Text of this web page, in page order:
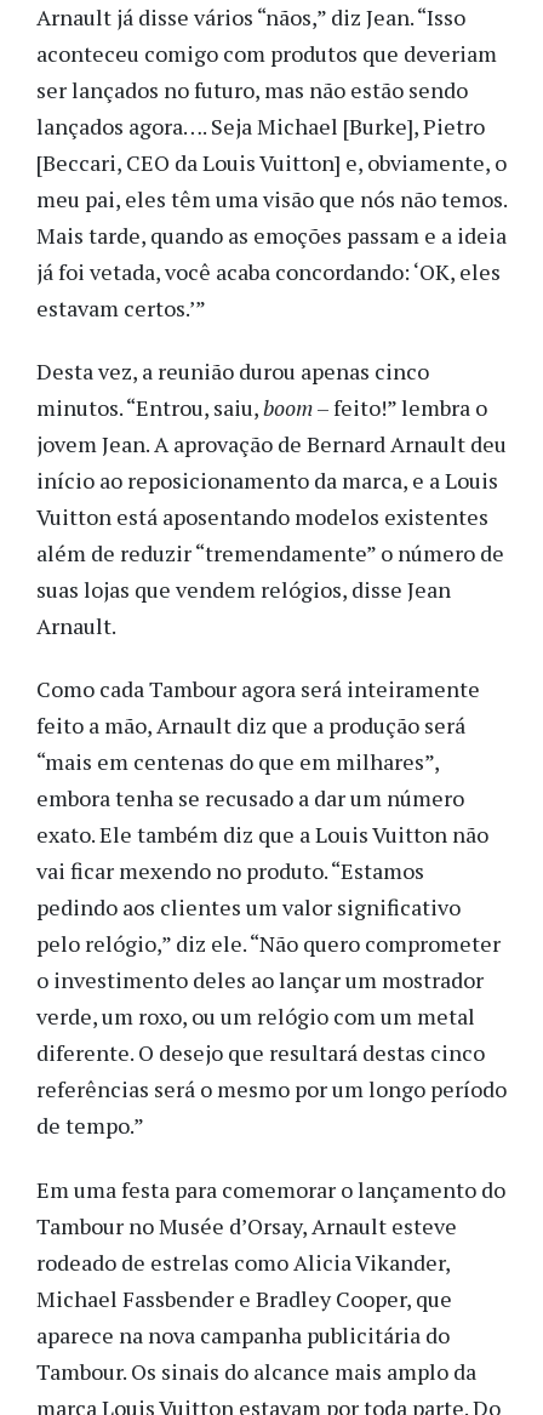
Arnault já disse vários “nãos,” diz Jean. “Isso
aconteceu comigo com produtos que deveriam
ser lançados no futuro, mas não estão sendo
lançados agora…. Seja Michael [Burke], Pietro
[Beccari, CEO da Louis Vuitton] e, obviamente, o
meu pai, eles têm uma visão que nós não temos.
Mais tarde, quando as emoções passam e a ideia
já foi vetada, você acaba concordando: ‘OK, eles
estavam certos.’”
Desta vez, a reunião durou apenas cinco
minutos. “Entrou, saiu,boom– feito!” lembra o
jovem Jean. A aprovação de Bernard Arnault deu
início ao reposicionamento da marca, e a Louis
Vuitton está aposentando modelos existentes
além de reduzir “tremendamente” o número de
suas lojas que vendem relógios, disse Jean
Arnault.
Como cada Tambour agora será inteiramente
feito a mão, Arnault diz que a produção será
“mais em centenas do que em milhares”,
embora tenha se recusado a dar um número
exato. Ele também diz que a Louis Vuitton não
vai ficar mexendo no produto. “Estamos
pedindo aos clientes um valor significativo
pelo relógio,” diz ele. “Não quero comprometer
o investimento deles ao lançar um mostrador
verde, um roxo, ou um relógio com um metal
diferente. O desejo que resultará destas cinco
referências será o mesmo por um longo período
de tempo.”
Em uma festa para comemorar o lançamento do
Tambour no Musée d’Orsay, Arnault esteve
rodeado de estrelas como Alicia Vikander,
Michael Fassbender e Bradley Cooper, que
aparece na nova campanha publicitária do
Tambour. Os sinais do alcance mais amplo da
marca Louis Vuitton estavam por toda parte. Do